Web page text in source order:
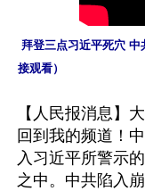
接观看）
【人民报消息】
回到我的频道！
入习近平所警示
之中。中共陷入